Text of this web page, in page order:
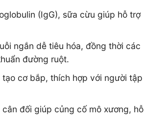
(IgG), sữa cừu giúp hỗ trợ
ngắn dễ tiêu hóa, đồng thời các
đường ruột.
cơ bắp, thích hợp với người tập
đối giúp củng cố mô xương, hỗ